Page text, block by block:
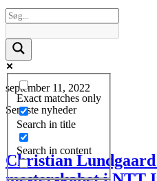
Exact matches only
Search in title
Search in content
september 11, 2022
Seneste nyheder
Christian